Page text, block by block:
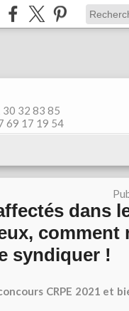
30 32 83 85
69 17 19 54
dans
comment
syndiquer !
CRPE 2021 et